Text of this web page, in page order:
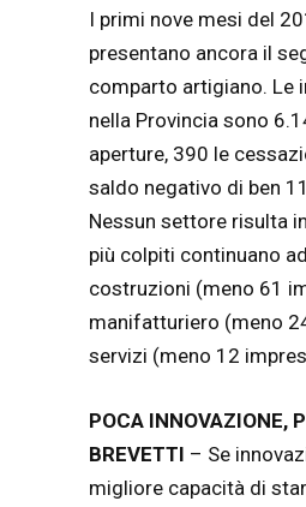
I primi nove mesi del
presentano ancora il
comparto artigiano. Le
nella Provincia sono
aperture, 390 le
saldo negativo di ben
Nessun settore risulta
più colpiti continuano
costruzioni (meno 61
manifatturiero (meno
servizi (meno 12
POCA INNOVAZIONE,
BREVETTI – Se
migliore capacità di